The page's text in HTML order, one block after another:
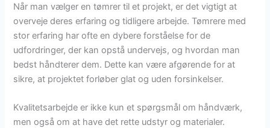
Når man vælger en tømrer til et projekt, er det vigtigt at
overveje deres erfaring og tidligere arbejde. Tømrere med
stor erfaring har ofte en dybere forståelse for de
udfordringer, der kan opstå undervejs, og hvordan man
bedst håndterer dem. Dette kan være afgørende for at
sikre, at projektet forløber glat og uden forsinkelser.
Kvalitetsarbejde er ikke kun et spørgsmål om håndværk,
men også om at have det rette udstyr og materialer.